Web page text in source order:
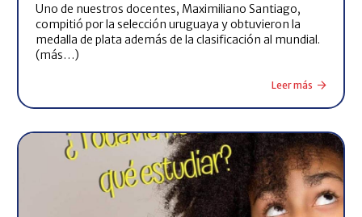
Uno de nuestros docentes, Maximiliano Santiago,
compitió por la selección uruguaya y obtuvieron la
medalla de plata además de la clasificación al mundial.
(más…)
Leer más